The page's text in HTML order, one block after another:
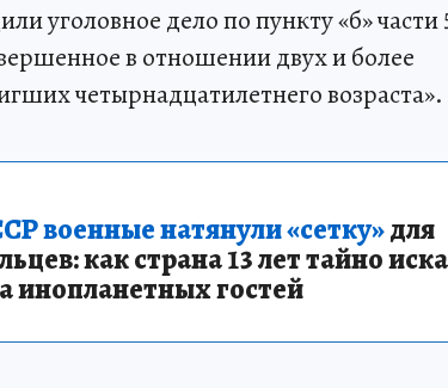
уголовное дело по пункту «б» части
в отношении двух и более
четырнадцатилетнего возраста».
военные натянули «сетку»для
как страна 13 лет тайно
инопланетных гостей